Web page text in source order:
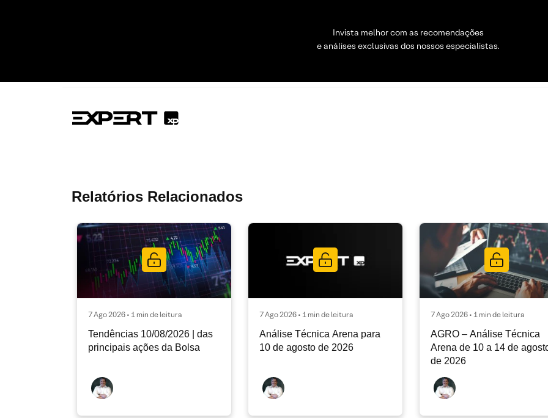
Invista melhor com as recomendações
e análises exclusivas dos nossos especialistas.
Relatórios Relacionados
7 Ago 2026 • 1 min de leitura
Tendências 10/08/2026 | das
principais ações da Bolsa
7 Ago 2026 • 1 min de leitura
Análise Técnica Arena para
10 de agosto de 2026
7 Ago 2026 • 1 min de leitura
AGRO – Análise Técnica
Arena de 10 a 14 de
de 2026